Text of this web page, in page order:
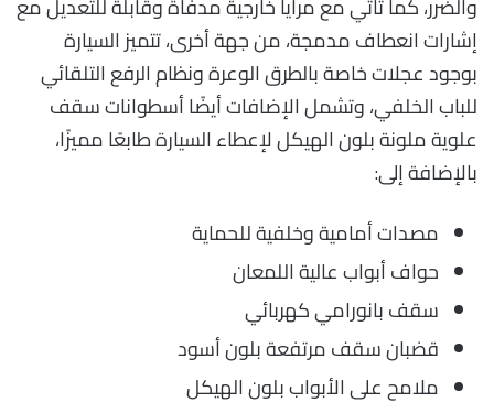
إشارات انعطاف مدمجة، من جهة أخرى، تتميز السيارة
بوجود عجلات خاصة بالطرق الوعرة ونظام الرفع التلقائي
للباب الخلفي، وتشمل الإضافات أيضًا أسطوانات سقف
علوية ملونة بلون الهيكل لإعطاء السيارة طابعًا مميزًا،
بالإضافة إلى:
مصدات أمامية وخلفية للحماية
حواف أبواب عالية اللمعان
سقف بانورامي كهربائي
قضبان سقف مرتفعة بلون أسود
ملامح على الأبواب بلون الهيكل